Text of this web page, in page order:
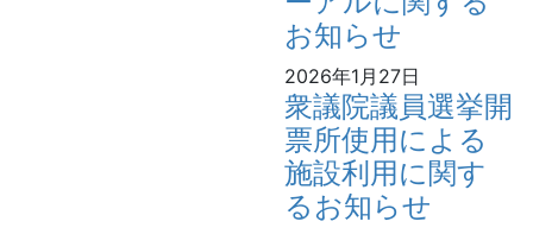
お知らせ
2026年1月27日
衆議院議員選挙開
票所使用による
施設利用に関す
るお知らせ